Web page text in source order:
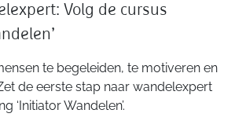
Volg de cursus
te begeleiden, te motiveren en
de eerste stap naar wandelexpert
‘Initiator Wandelen’.